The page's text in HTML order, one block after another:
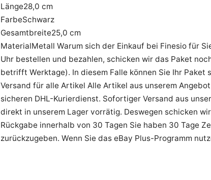
Länge28,0 cm
FarbeSchwarz
Gesamtbreite25,0 cm
MaterialMetall Warum sich der Einkauf bei Finesio für
Uhr bestellen und bezahlen, schicken wir das Paket
betrifft Werktage). In diesem Falle können Sie Ihr Paket
Versand für alle Artikel Alle Artikel aus unserem
sicheren DHL-Kurierdienst. Sofortiger Versand aus
direkt in unserem Lager vorrätig. Deswegen schicken
Rückgabe innerhalb von 30 Tagen Sie haben 30 Tage
zurückzugeben. Wenn Sie das eBay Plus-Programm